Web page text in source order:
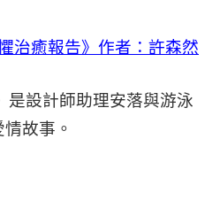
治癒報告》作者：許森然
是設計師助理安落與游泳
故事。